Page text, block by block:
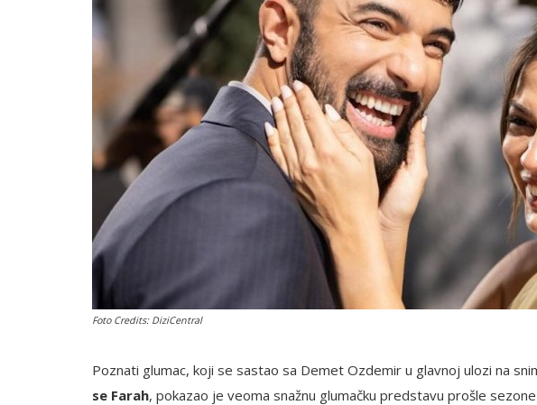
Foto Credits: DiziCentral
Poznati glumac, koji se sastao sa Demet Ozdemir u glavnoj ulozi na
se Farah, pokazao je veoma snažnu glumačku predstavu prošle